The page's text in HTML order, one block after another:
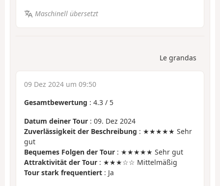
Maschinell übersetzt
Le grandas
09 Dez 2024 um 09:50
Gesamtbewertung : 4.3 / 5
Datum deiner Tour : 09. Dez 2024
Zuverlässigkeit der Beschreibung : ★★★★★ Sehr
gut
Bequemes Folgen der Tour : ★★★★★ Sehr gut
Attraktivität der Tour : ★★★☆☆ Mittelmäßig
Tour stark frequentiert : Ja